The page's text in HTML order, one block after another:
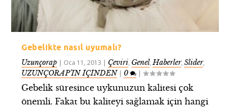
Gebelikte nasıl uyumalı?
Uzunçorap | Oca 11, 2013 | Çeviri, Genel,Haberler,Slider,
UZUNÇORAP’IN İÇİNDEN| 0 |
Gebelik süresince uykunuzun kalitesi çok
önemli. Fakat bu kaliteyi sağlamak için hangi